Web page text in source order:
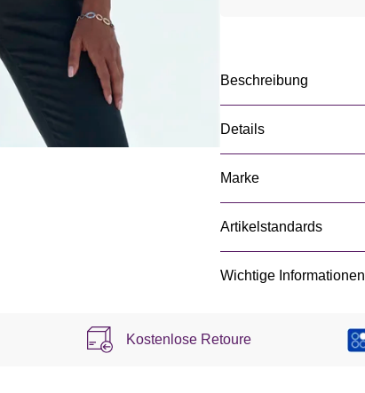
Beschreibung
Details
Marke
Artikelstandards
Wichtige Informationen
Kostenlose Retoure